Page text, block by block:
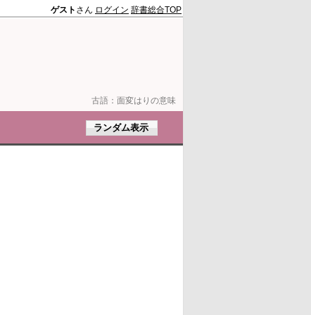
古語： 面変はりの意味
ゲスト さん ログイン 辞書総合TOP